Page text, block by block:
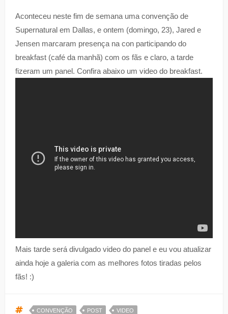
Aconteceu neste fim de semana uma convenção de
Supernatural em Dallas, e ontem (domingo, 23), Jared e
Jensen marcaram presença na con participando do
breakfast (café da manhã) com os fãs e claro, a tarde
fizeram um panel. Confira abaixo um video do breakfast.
Mais tarde será divulgado video do panel e eu vou atualizar
ainda hoje a galeria com as melhores fotos tiradas pelos
fãs! :)
CONVENÇÃO POST VIDEO